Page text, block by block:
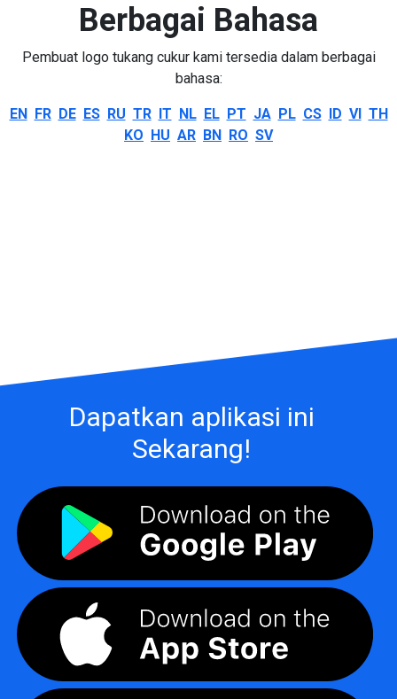
Berbagai Bahasa
Pembuat logo tukang cukur kami tersedia dalam berbagai
bahasa:
EN FR DE ES RU TR IT NL EL PT JA PL CS ID VI TH
KO HU AR BN RO SV
Dapatkan aplikasi ini
Sekarang!